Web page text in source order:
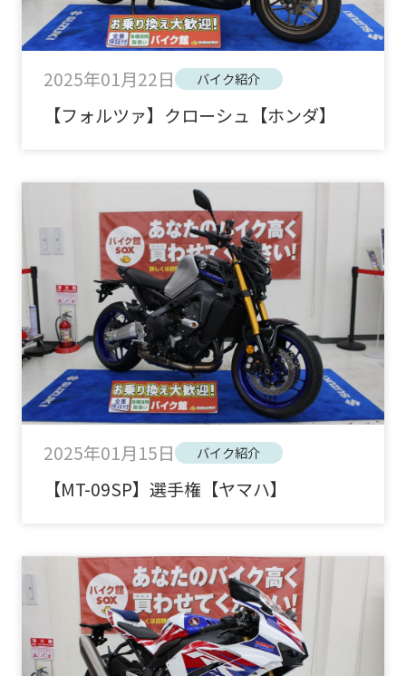
2025年01月22日 バイク紹介
【フォルツァ】クローシュ【ホンダ】
2025年01月15日 バイク紹介
【MT-09SP】選手権【ヤマハ】